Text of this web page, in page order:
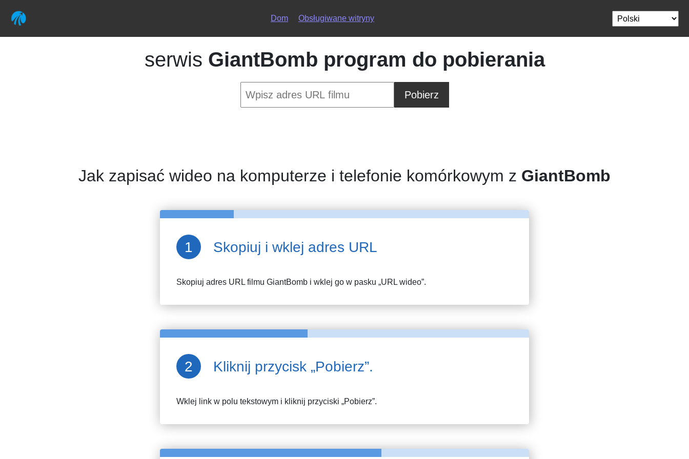
Dom Obsługiwane witryny
serwis GiantBomb program do pobierania
Pobierz
Jak zapisać wideo na komputerze i telefonie komórkowym z GiantBomb
Skopiuj i wklej adres URL
Skopiuj adres URL filmu GiantBomb i wklej go w pasku „URL wideo”.
Kliknij przycisk „Pobierz”.
Wklej link w polu tekstowym i kliknij przyciski „Pobierz”.